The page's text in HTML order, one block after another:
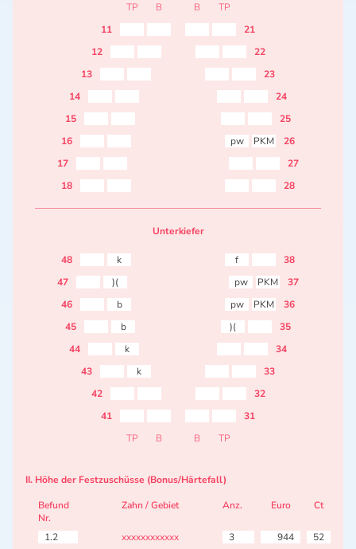
TP B B
TP
11
21
12
22
13
23
14
24
15
25
16
pw PKM
26
17
27
18
28
Unterkiefer
48 k f
38
47
)( pw PKM
37
46
b pw PKM
36
45
b )(
35
44
k
34
43
k
33
42
32
41
31
TP
B B TP
II. Höhe der Festzuschüsse (Bonus/Härtefall)
Befund
Nr.
Zahn / Gebiet Anz. Euro Ct
1.2 xxxxxxxxxxxx 3 944
52